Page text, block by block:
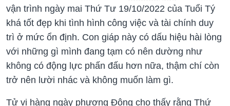
vận trình ngày mai Thứ Tư 19/10/2022 của Tuổi Tý
khá tốt đẹp khi tình hình công việc và tài chính duy
trì ở mức ổn định. Con giáp này có dấu hiệu hài lòng
với những gì mình đang tạm có nên dường như
không có động lực phấn đấu hơn nữa, thậm chí còn
trở nên lười nhác và không muốn làm gì.
Tử vi hàng ngày phương Đông cho thấy rằng Thứ